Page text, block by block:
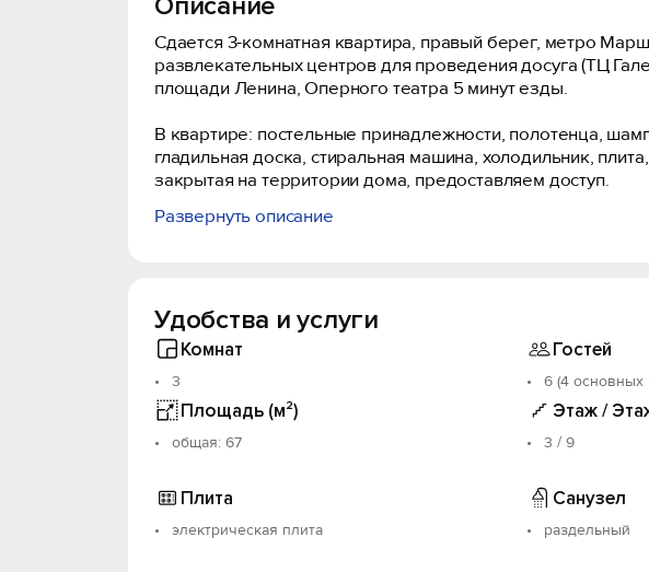
Сдается 3-комнатная квартира, правый берег, метро
развлекательных центров для проведения досуга (ТЦ
площади Ленина, Оперного театра 5 минут езды.
В квaртиpe: постельные принадлежности, полотенца,
гладильнaя доcка, стиральнaя мaшинa, холодильник,
закрытая на территории дома, предоставляем доступ.
Круглосуточное заселение. Стандартное время заезда -
Квартира не может быть использована для шумных
Стоимость проживания зависит от продолжительности
Развернуть описание
Удобства и услуги
Комнат
3
Гостей
6 (4 основных
Площадь (м²)
oбщая: 67
Этаж /
3 / 9
Плита
электрическая плита
Санузел
раздельный